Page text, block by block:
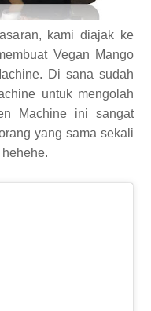
kami diajak ke
Vegan Mango
Di sana sudah
untuk mengolah
Machine ini sangat
yang sama sekali